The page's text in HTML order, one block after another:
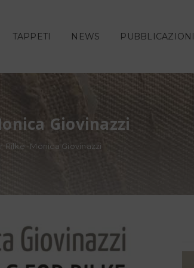
TAPPETI NEWS PUBBLICAZIONI
Giovinazzi
Rilke -Monica Giovinazzi